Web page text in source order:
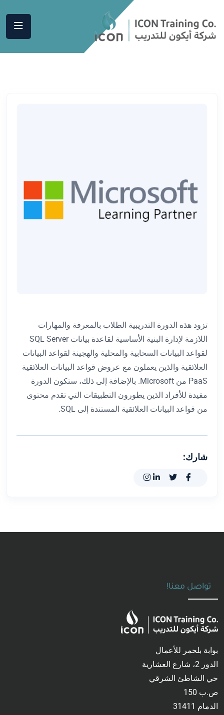
تزود هذه الدورة التدريبية الطلاب بالمعرفة والمهارات
اللازمة لإدارة البنية الأساسية لقاعدة بيانات SQL Server
لقواعد البيانات السحابية والمحلية والهجينة لقواعد البيانات
العلائقية والذين يعملون مع عروض قواعد البيانات العلائقية
PaaS من Microsoft. بالإضافة إلى ذلك، ستكون الدورة
مفيدة للأفراد الذين يطورون التطبيقات التي تقدم محتوى
من قواعد البيانات العلائقية المستندة إلى SQL.
شارك:
تواصل معنا!
بوابة بلحمر للأعمال
الدور 2، شارع العشارية
حي الشاطئ الشرقي
ص.ب 150
الدمام 31411